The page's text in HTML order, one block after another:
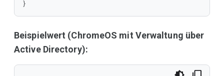
"type": "object"
}
}
Beispielwert (ChromeOS mit Verwaltung über
Active Directory):